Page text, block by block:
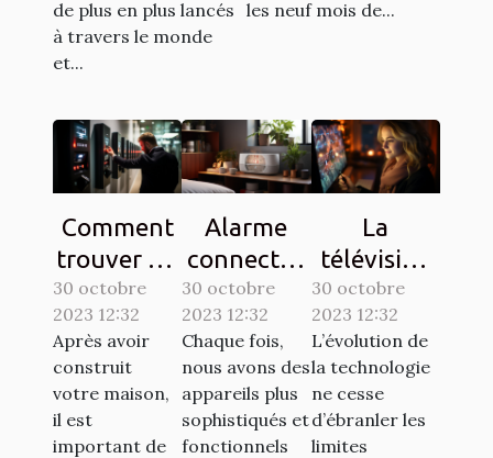
de plus en plus lancés
à travers le monde
et...
les neuf mois de...
Comment
trouver un
interphone
d’une
bonne
qualité ?
30 octobre
2023 12:32
Après avoir
construit
votre maison,
il est
important de
Alarme
connectée
: comment
ça
marche ?
30 octobre
2023 12:32
Chaque fois,
nous avons des
appareils plus
sophistiqués et
fonctionnels
La
télévision
sur une
tablette,
est-elle
possible ?
30 octobre
2023 12:32
L’évolution de
la technologie
ne cesse
d’ébranler les
limites